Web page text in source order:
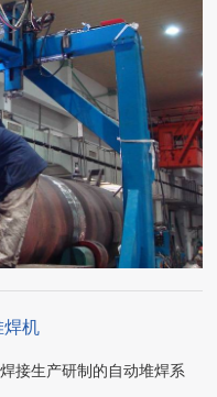
焊机
接生产研制的自动堆焊系